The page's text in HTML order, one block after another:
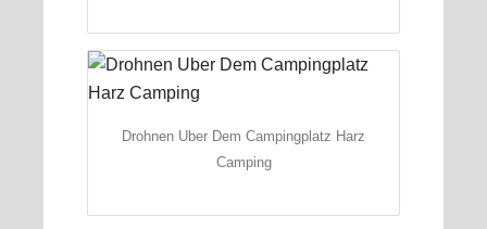
Drohnen Uber Dem Campingplatz Harz
Camping